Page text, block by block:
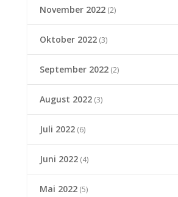
November 2022(2)
Oktober 2022(3)
September 2022(2)
August 2022(3)
Juli 2022(6)
Juni 2022(4)
Mai 2022(5)